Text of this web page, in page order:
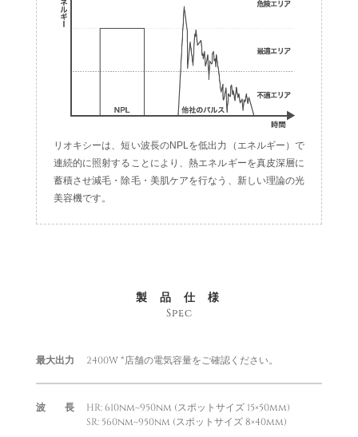
リオキシーは、短い波長のNPLを低出力（エネルギー）で
連続的に照射することにより、熱エネルギーを真皮深層に
蓄積させ減毛・除毛・美肌ケアを行なう、新しい理論の光
美容機です。
製品仕様
Spec
最大出力 2400W *店舗の電気容量をご確認ください。
波 長
HR: 610nm~950nm (スポットサイズ 15×50mm)
SR: 560nm~950nm (スポットサイズ 8×40mm)